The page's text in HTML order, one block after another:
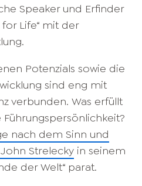
Speaker und Erfinder
for Life“ mit der
Potenzials sowie die
sind eng mit
verbunden. Was erfüllt
nach dem Sinn und
Strelecky in seinem
der Welt“ parat.